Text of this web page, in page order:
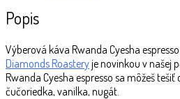
Popis
Výberová káva Rwanda Cyesha
Diamonds Roasteryje novinkou v našej
Rwanda Cyesha espresso sa môžeš
čučoriedka, vanilka, nugát.